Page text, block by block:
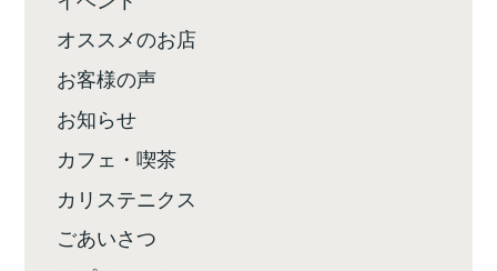
オススメのお店
お客様の声
お知らせ
カフェ・喫茶
カリステニクス
ごあいさつ